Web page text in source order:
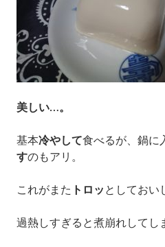
美しい…。
基本冷やして食べるが、鍋に
すのもアリ。
これがまた トロッ としておい
過熱しすぎると煮崩れしてし